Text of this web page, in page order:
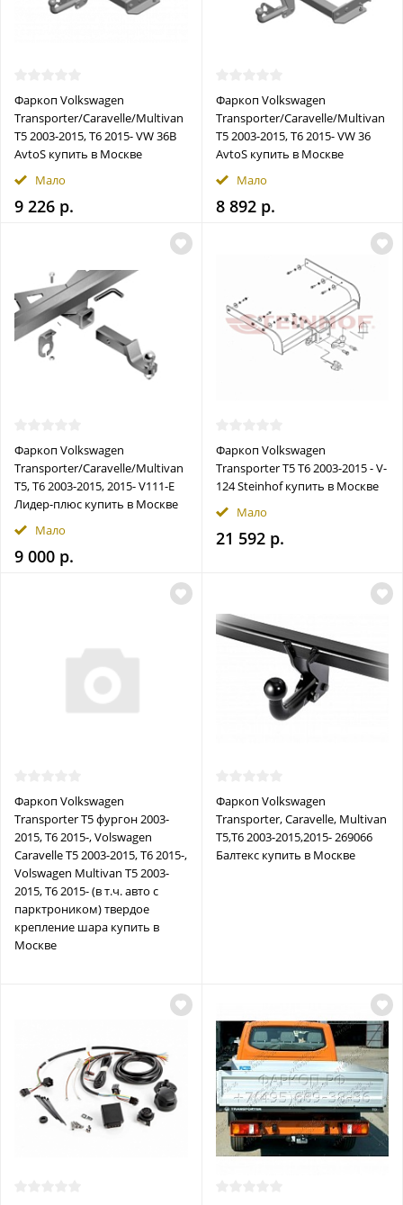
Фаркоп Volkswagen
Transporter/Caravelle/Multivan
T5 2003-2015, T6 2015- VW 36B
AvtoS купить в Москве
Мало
9 226 р.
Фаркоп Volkswagen
Transporter/Caravelle/Multivan
T5 2003-2015, T6 2015- VW 36
AvtoS купить в Москве
Мало
8 892 р.
Фаркоп Volkswagen
Transporter/Caravelle/Multivan
T5, T6 2003-2015, 2015- V111-E
Лидер-плюс купить в Москве
Мало
9 000 р.
Фаркоп Volkswagen
Transporter T5 T6 2003-2015 - V-
124 Steinhof купить в Москве
Мало
21 592 р.
Фаркоп Volkswagen
Transporter T5 фургон 2003-
2015, T6 2015-, Volswagen
Caravelle T5 2003-2015, T6 2015-,
Volswagen Multivan T5 2003-
2015, T6 2015- (в т.ч. авто с
парктроником) твердое
крепление шара купить в
Москве
Фаркоп Volkswagen
Transporter, Caravelle, Multivan
T5,T6 2003-2015,2015- 269066
Балтекс купить в Москве